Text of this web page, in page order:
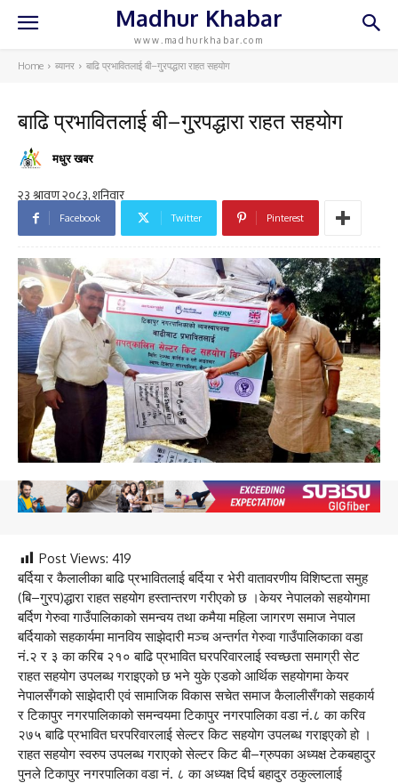
Madhur Khabar
www.madhurkhabar.com
Home ब्यानर बाढि प्रभावितलाई बी–गु्रपद्धारा राहत सहयोग
बाढि प्रभावितलाई बी–गु्रपद्धारा राहत सहयोग
मधुर खबर
Facebook Twitter Pinterest
Post Views: 419
बर्दिया र कैलालीका बाढि प्रभावितलाई बर्दिया र भेरी वातावरणीय विशिष्टता समुह
(बि–गु्रप)द्धारा राहत सहयोग हस्तान्तरण गरीएको छ ।केयर नेपालको सहयोगमा
बर्दिण गेरुवा गाउँपालिकाको समन्वय तथा कमैया महिला जागरण समाज नेपाल
बर्दियाको सहकार्यमा मानविय साझेदारी मञ्च अन्तर्गत गेरुवा गाउँपालिकाका वडा
नं.२ र ३ का करिब २१० बाढि प्रभावित घरपरिवारलाई स्वच्छता समाग्री सेट
राहत सहयोग उपलब्ध गराइएको छ भने युके एडको आर्थिक सहयोगमा केयर
नेपालसँगको साझेदारी एवं सामाजिक विकास सचेत समाज कैलालीसँगको सहकार्य
र टिकापुर नगरपालिकाको समन्वयमा टिकापुर नगरपालिका वडा नं.८ का करिव
२७५ बाढि प्रभावित घरपरिवारलाई सेल्टर किट सहयोग उपलब्ध गराइएको हो ।
राहत सहयोग स्वरुप उपलब्ध गराएको सेल्टर किट बी–ग्रुपका अध्यक्ष टेकबहादुर
पुनले टिकापुर नगरपालिका वडा नं. ८ का अध्यक्ष दिर्घ बहादुर ठकुल्लालाई